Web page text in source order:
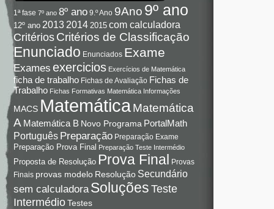
1ª fase 7º ano 8º ano 9.º Ano 9Ano 9º ano
12º ano 2013 2014 2015 com calculadora
Critérios Critérios de Classificação
Enunciado Enunciados Exame
Exames exercicios Exercícios de Matemática
ficha de trabalho Fichas de Avaliação Fichas de
Trabalho Fichas Formativas Matemática Informações
MACS Matemática Matemática
A Matemática B Novo Programa PortalMath
Português Preparação Preparação Exame
Preparação Prova Final Preparação Teste Intermédio
Proposta de Resolução Prova Final Provas
Finais provas modelo Resolução Secundário
sem calculadora Soluções Teste
IntermédioTestes